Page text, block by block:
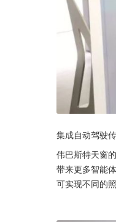
集成自动驾驶
伟巴斯特天窗
带来更多智能
可实现不同的